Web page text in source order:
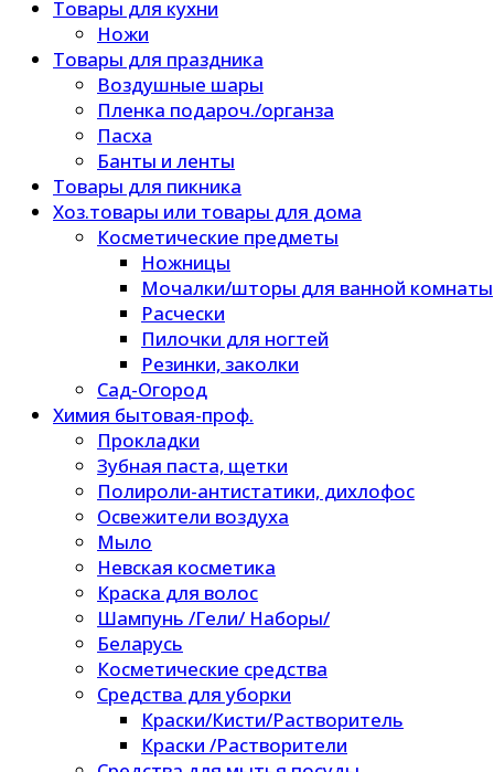
Товары для кухни
Ножи
Товары для праздника
Воздушные шары
Пленка подароч./органза
Пасха
Банты и ленты
Товары для пикника
Хоз.товары или товары для дома
Косметические предметы
Ножницы
Мочалки/шторы для ванной комнаты
Расчески
Пилочки для ногтей
Резинки, заколки
Сад-Огород
Химия бытовая-проф.
Прокладки
Зубная паста, щетки
Полироли-антистатики, дихлофос
Освежители воздуха
Мыло
Невская косметика
Краска для волос
Шампунь /Гели/ Наборы/
Беларусь
Косметические средства
Средства для уборки
Краски/Кисти/Растворитель
Краски /Растворители